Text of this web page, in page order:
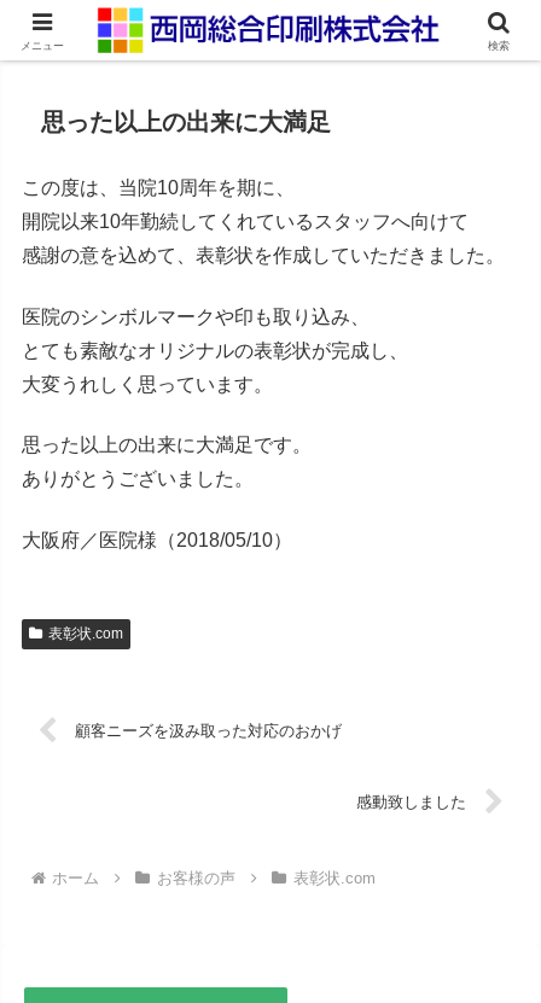
ネット印刷通販・オンデマンド印刷
思った以上の出来に大満足
この度は、当院10周年を期に、
開院以来10年勤続してくれているスタッフへ向けて
感謝の意を込めて、表彰状を作成していただきました。
医院のシンボルマークや印も取り込み、
とても素敵なオリジナルの表彰状が完成し、
大変うれしく思っています。
思った以上の出来に大満足です。
ありがとうございました。
大阪府／医院様（2018/05/10）
表彰状.com
顧客ニーズを汲み取った対応のおかげ
感動致しました
ホーム お客様の声 表彰状.com
メニュー 検索